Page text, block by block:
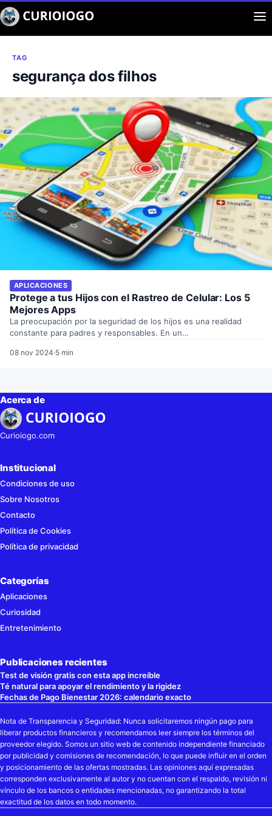
Aplicaciones
Curiosidad
Entretenimiento
TAG
segurança dos filhos
APLICACIONES
Protege a tus Hijos con el Rastreo de Celular: Los 5
Mejores Apps
La preocupación por la seguridad de los hijos es una realidad
constante para padres y responsables. En un…
08 nov 2024·5 min
Acerca de
Curioiogo.com
Institucional
Condiciones de uso
Sobre Nosotros
Contacto
Política de Cookies
Política de privacidad
Categorías
Aplicaciones
Curiosidad
Entretenimiento
Publicaciones recientes
Test de visión gratis con esta app increíble
Té natural para apoyar el rendimiento y la rigidez
Fechas de Pago Bienestar 2026: calendario exacto
Nota de Transparencia y Seguridad: Nunca solicitaremos ningún pago para
liberar productos financieros y recomendamos leer siempre los términos del
proveedor elegido. Somos un sitio web de contenido independiente financiado
por publicidad y comisiones de recomendación, lo que puede influir en el orden
y posicionamiento de las ofertas mostradas. Las opiniones aquí expresadas
corresponden exclusivamente al autor y no cuentan con el respaldo, revisión ni
vínculo de los bancos o entidades mencionadas, no garantizando la total
exactitud de los datos en todo momento.